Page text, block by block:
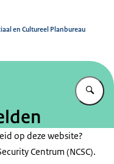
en Cultureel Planbureau
op deze website?
Centrum (NCSC).